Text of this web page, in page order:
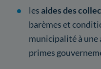
lesaides des
barèmes et
municipalité à une
primes